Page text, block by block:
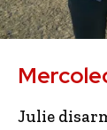
Julie